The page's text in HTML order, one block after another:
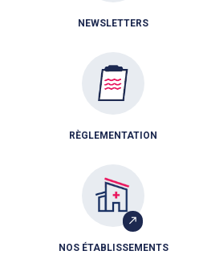
NEWSLETTERS
RÈGLEMENTATION
NOS ÉTABLISSEMENTS